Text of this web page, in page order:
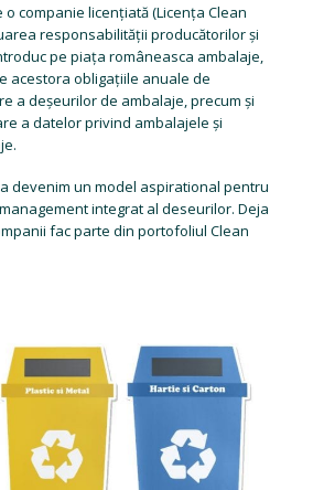
o companie licențiată (Licența Clean
responsabilității producătorilor și
pe piața româneasca ambalaje,
acestora obligațiile anuale de
a deșeurilor de ambalaje, precum și
a datelor privind ambalajele și
devenim un model aspirational pentru
integrat al deseurilor. Deja
fac parte din portofoliul Clean